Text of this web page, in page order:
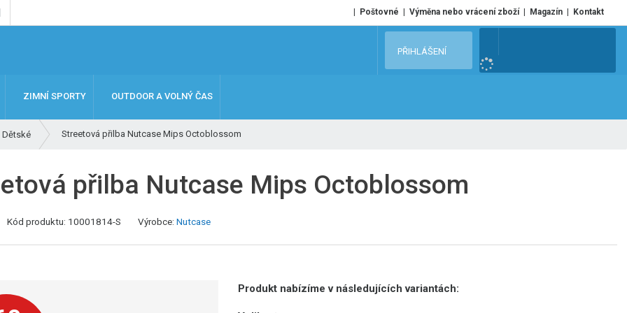
Poštovné Výměna nebo vrácení zboží Magazín Kontakt
e
PŘIHLÁŠENÍ
ZIMNÍ SPORTY OUTDOOR A VOLNÝ ČAS
Dětské Streetová přilba Nutcase Mips Octoblossom
přilba Nutcase Mips Octoblossom
Kód produktu: 10001814-S
K
Výrobce: Nutcase
Produkt nabízíme v následujících variantách: